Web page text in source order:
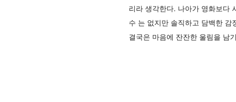
리라 생각한다. 나아가 영화보다
수 는 없지만 솔직하고 담백한
결국은 마음에 잔잔한 울림을 남